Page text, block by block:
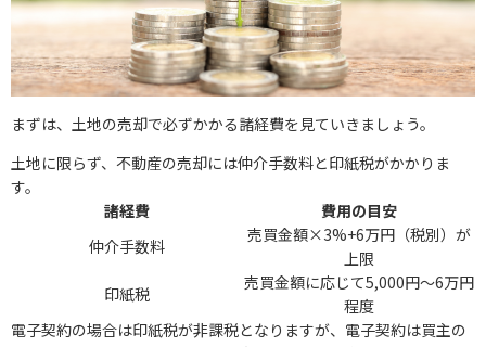
まずは、土地の売却で必ずかかる諸経費を見ていきましょう。
土地に限らず、不動産の売却には仲介手数料と印紙税がかかりま
す。
諸経費
費用の目安
仲介手数料
売買金額×3%+6万円（税別）が
上限
印紙税
売買金額に応じて5,000円〜6万円
程度
電子契約の場合は印紙税が非課税となりますが、電子契約は買主の